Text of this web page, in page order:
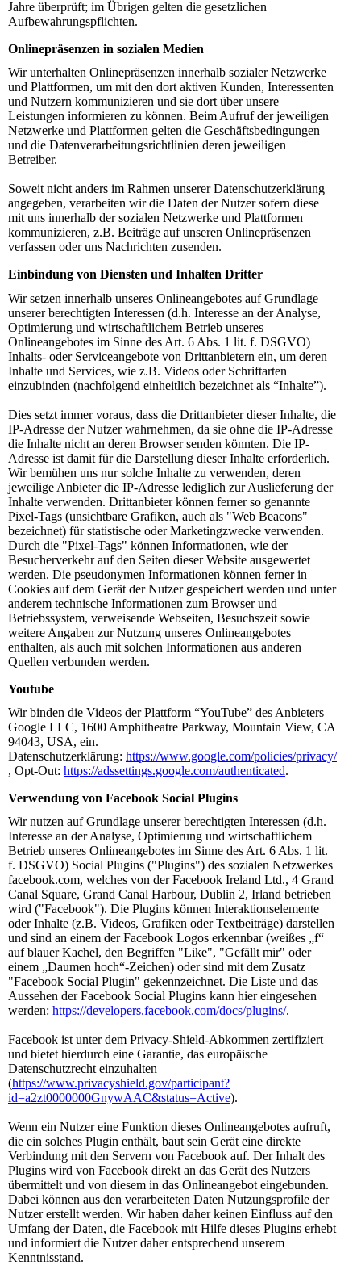
Jahre überprüft; im Übrigen gelten die gesetzlichen
Aufbewahrungspflichten.
Onlinepräsenzen in sozialen Medien
Wir unterhalten Onlinepräsenzen innerhalb sozialer Netzwerke
und Plattformen, um mit den dort aktiven Kunden, Interessenten
und Nutzern kommunizieren und sie dort über unsere
Leistungen informieren zu können. Beim Aufruf der jeweiligen
Netzwerke und Plattformen gelten die Geschäftsbedingungen
und die Datenverarbeitungsrichtlinien deren jeweiligen
Betreiber.
Soweit nicht anders im Rahmen unserer Datenschutzerklärung
angegeben, verarbeiten wir die Daten der Nutzer sofern diese
mit uns innerhalb der sozialen Netzwerke und Plattformen
kommunizieren, z.B. Beiträge auf unseren Onlinepräsenzen
verfassen oder uns Nachrichten zusenden.
Einbindung von Diensten und Inhalten Dritter
Wir setzen innerhalb unseres Onlineangebotes auf Grundlage
unserer berechtigten Interessen (d.h. Interesse an der Analyse,
Optimierung und wirtschaftlichem Betrieb unseres
Onlineangebotes im Sinne des Art. 6 Abs. 1 lit. f. DSGVO)
Inhalts- oder Serviceangebote von Drittanbietern ein, um deren
Inhalte und Services, wie z.B. Videos oder Schriftarten
einzubinden (nachfolgend einheitlich bezeichnet als “Inhalte”).
Dies setzt immer voraus, dass die Drittanbieter dieser Inhalte, die
IP-Adresse der Nutzer wahrnehmen, da sie ohne die IP-Adresse
die Inhalte nicht an deren Browser senden könnten. Die IP-
Adresse ist damit für die Darstellung dieser Inhalte erforderlich.
Wir bemühen uns nur solche Inhalte zu verwenden, deren
jeweilige Anbieter die IP-Adresse lediglich zur Auslieferung der
Inhalte verwenden. Drittanbieter können ferner so genannte
Pixel-Tags (unsichtbare Grafiken, auch als "Web Beacons"
bezeichnet) für statistische oder Marketingzwecke verwenden.
Durch die "Pixel-Tags" können Informationen, wie der
Besucherverkehr auf den Seiten dieser Website ausgewertet
werden. Die pseudonymen Informationen können ferner in
Cookies auf dem Gerät der Nutzer gespeichert werden und unter
anderem technische Informationen zum Browser und
Betriebssystem, verweisende Webseiten, Besuchszeit sowie
weitere Angaben zur Nutzung unseres Onlineangebotes
enthalten, als auch mit solchen Informationen aus anderen
Quellen verbunden werden.
Youtube
Wir binden die Videos der Plattform “YouTube” des Anbieters
Google LLC, 1600 Amphitheatre Parkway, Mountain View, CA
94043, USA, ein.
Datenschutzerklärung: https://www.google.com/policies/privacy/
, Opt-Out: https://adssettings.google.com/authenticated.
Verwendung von Facebook Social Plugins
Wir nutzen auf Grundlage unserer berechtigten Interessen (d.h.
Interesse an der Analyse, Optimierung und wirtschaftlichem
Betrieb unseres Onlineangebotes im Sinne des Art. 6 Abs. 1 lit.
f. DSGVO) Social Plugins ("Plugins") des sozialen Netzwerkes
facebook.com, welches von der Facebook Ireland Ltd., 4 Grand
Canal Square, Grand Canal Harbour, Dublin 2, Irland betrieben
wird ("Facebook"). Die Plugins können Interaktionselemente
oder Inhalte (z.B. Videos, Grafiken oder Textbeiträge) darstellen
und sind an einem der Facebook Logos erkennbar (weißes „f“
auf blauer Kachel, den Begriffen "Like", "Gefällt mir" oder
einem „Daumen hoch“-Zeichen) oder sind mit dem Zusatz
"Facebook Social Plugin" gekennzeichnet. Die Liste und das
Aussehen der Facebook Social Plugins kann hier eingesehen
werden: https://developers.facebook.com/docs/plugins/.
Facebook ist unter dem Privacy-Shield-Abkommen zertifiziert
und bietet hierdurch eine Garantie, das europäische
Datenschutzrecht einzuhalten
(https://www.privacyshield.gov/participant?
id=a2zt0000000GnywAAC&status=Active).
Wenn ein Nutzer eine Funktion dieses Onlineangebotes aufruft,
die ein solches Plugin enthält, baut sein Gerät eine direkte
Verbindung mit den Servern von Facebook auf. Der Inhalt des
Plugins wird von Facebook direkt an das Gerät des Nutzers
übermittelt und von diesem in das Onlineangebot eingebunden.
Dabei können aus den verarbeiteten Daten Nutzungsprofile der
Nutzer erstellt werden. Wir haben daher keinen Einfluss auf den
Umfang der Daten, die Facebook mit Hilfe dieses Plugins erhebt
und informiert die Nutzer daher entsprechend unserem
Kenntnisstand.